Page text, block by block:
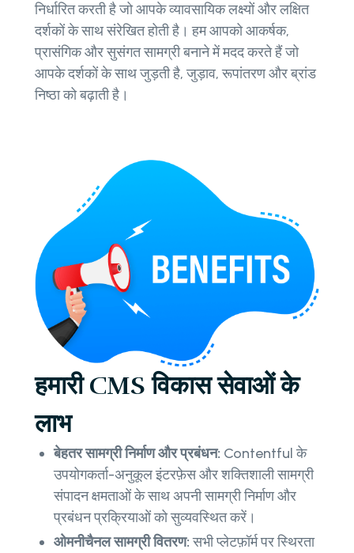
निर्धारित करती है जो आपके व्यावसायिक लक्ष्यों और लक्षित
दर्शकों के साथ संरेखित होती है। हम आपको आकर्षक,
प्रासंगिक और सुसंगत सामग्री बनाने में मदद करते हैं जो
आपके दर्शकों के साथ जुड़ती है, जुड़ाव, रूपांतरण और ब्रांड
निष्ठा को बढ़ाती है।
हमारी CMS विकास सेवाओं के
लाभ
बेहतर सामग्री निर्माण और प्रबंधन: Contentful के
उपयोगकर्ता-अनुकूल इंटरफ़ेस और शक्तिशाली सामग्री
संपादन क्षमताओं के साथ अपनी सामग्री निर्माण और
प्रबंधन प्रक्रियाओं को सुव्यवस्थित करें।
ओमनीचैनल सामग्री वितरण:सभी प्लेटफ़ॉर्म पर स्थिरता